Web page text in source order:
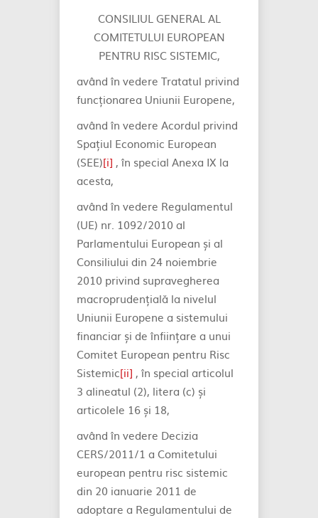
CONSILIUL GENERAL AL
COMITETULUI EUROPEAN
PENTRU RISC SISTEMIC,
având în vedere Tratatul privind
funcționarea Uniunii Europene,
având în vedere Acordul privind
Spațiul Economic European
(SEE)[i] , în special Anexa IX la
acesta,
având în vedere Regulamentul
(UE) nr. 1092/2010 al
Parlamentului European și al
Consiliului din 24 noiembrie
2010 privind supravegherea
macroprudențială la nivelul
Uniunii Europene a sistemului
financiar și de înființare a unui
Comitet European pentru Risc
Sistemic[ii] , în special articolul
3 alineatul (2), litera (c) și
articolele 16 și 18,
având în vedere Decizia
CERS/2011/1 a Comitetului
european pentru risc sistemic
din 20 ianuarie 2011 de
adoptare a Regulamentului de